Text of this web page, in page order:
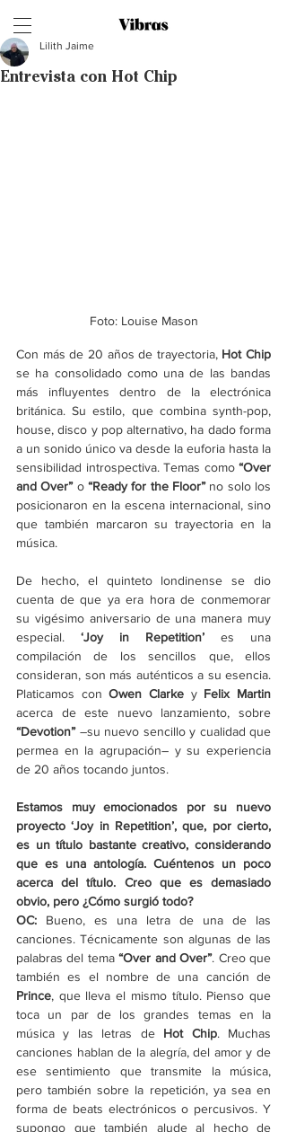
Entrevista con Hot Chip
Lilith Jaime
Foto: Louise Mason
Con más de 20 años de trayectoria, Hot Chip
se ha consolidado como una de las bandas
más influyentes dentro de la electrónica
británica. Su estilo, que combina synth-pop,
house, disco y pop alternativo, ha dado forma
a un sonido único va desde la euforia hasta la
sensibilidad introspectiva. Temas como “Over
and Over” o “Ready for the Floor” no solo los
posicionaron en la escena internacional, sino
que también marcaron su trayectoria en la
música.
De hecho, el quinteto londinense se dio
cuenta de que ya era hora de conmemorar
su vigésimo aniversario de una manera muy
especial. ‘Joy in Repetition’ es una
compilación de los sencillos que, ellos
consideran, son más auténticos a su esencia.
Platicamos con Owen Clarke y Felix Martin
“Devotion” –su nuevo sencillo y cualidad que
permea en la agrupación– y su experiencia
de 20 años tocando juntos.
Estamos muy emocionados por su nuevo
proyecto ‘Joy in Repetition’, que, por cierto,
es un título bastante creativo, considerando
que es una antología. Cuéntenos un poco
acerca del título. Creo que es demasiado
obvio, pero ¿Cómo surgió todo?
OC: Bueno, es una letra de una de las
canciones. Técnicamente son algunas de las
palabras del tema “Over and Over”. Creo que
Prince, que lleva el mismo título. Pienso que
toca un par de los grandes temas en la
música y las letras de Hot Chip. Muchas
canciones hablan de la alegría, del amor y de
ese sentimiento que transmite la música,
pero también sobre la repetición, ya sea en
forma de beats electrónicos o percusivos. Y
supongo que también alude al hecho de